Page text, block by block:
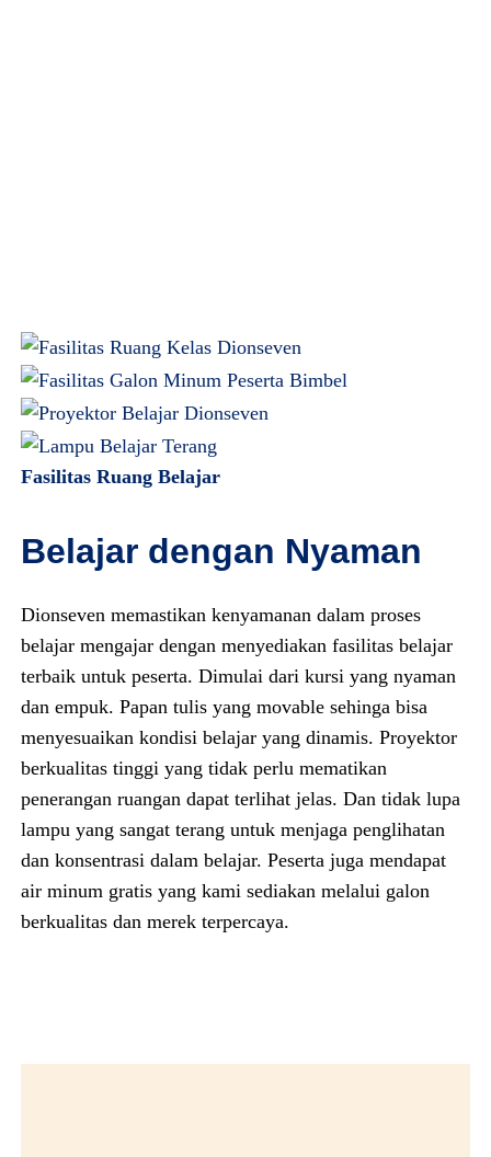
Fasilitas Ruang Belajar
Belajar dengan Nyaman
Dionseven memastikan kenyamanan dalam proses
belajar mengajar dengan menyediakan fasilitas belajar
terbaik untuk peserta. Dimulai dari kursi yang nyaman
dan empuk. Papan tulis yang movable sehinga bisa
menyesuaikan kondisi belajar yang dinamis. Proyektor
berkualitas tinggi yang tidak perlu mematikan
penerangan ruangan dapat terlihat jelas. Dan tidak lupa
lampu yang sangat terang untuk menjaga penglihatan
dan konsentrasi dalam belajar. Peserta juga mendapat
air minum gratis yang kami sediakan melalui galon
berkualitas dan merek terpercaya.